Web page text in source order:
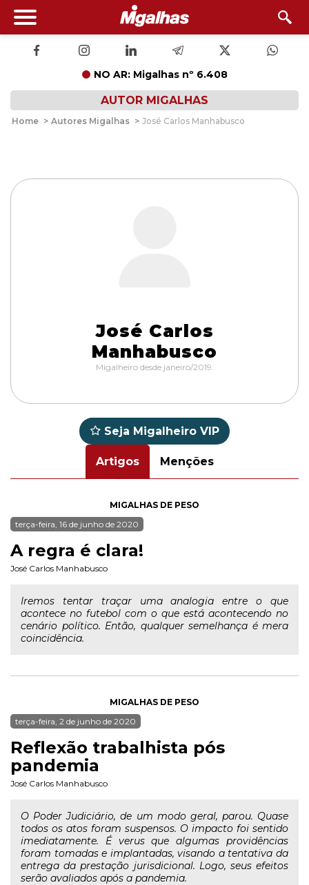
NO AR: Migalhas nº 6.408
AUTOR MIGALHAS
Home > Autores Migalhas > José Carlos Manhabusco
José Carlos
Manhabusco
Migalheiro desde janeiro/2019.
Seja Migalheiro VIP
Artigos Menções
MIGALHAS DE PESO
terça-feira, 16 de junho de 2020
A regra é clara!
José Carlos Manhabusco
Iremos tentar traçar uma analogia entre o que
acontece no futebol com o que está acontecendo no
cenário político. Então, qualquer semelhança é mera
coincidência.
MIGALHAS DE PESO
terça-feira, 2 de junho de 2020
Reflexão trabalhista pós
pandemia
José Carlos Manhabusco
O Poder Judiciário, de um modo geral, parou. Quase
todos os atos foram suspensos. O impacto foi sentido
imediatamente. É verus que algumas providências
foram tomadas e implantadas, visando a tentativa da
entrega da prestação jurisdicional. Logo, seus efeitos
serão avaliados após a pandemia.